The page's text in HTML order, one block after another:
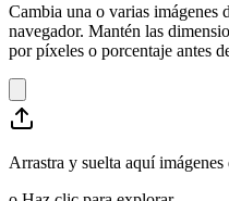
Cambia una o varias imágenes
navegador. Mantén las
por píxeles o porcentaje antes
Arrastra y suelta aquí